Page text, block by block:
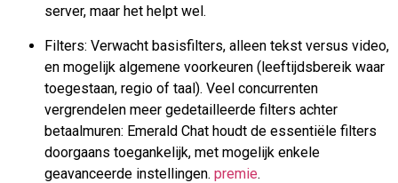
server, maar het helpt wel.
Filters: Verwacht basisfilters, alleen tekst versus video,
en mogelijk algemene voorkeuren (leeftijdsbereik waar
toegestaan, regio of taal). Veel concurrenten
vergrendelen meer gedetailleerde filters achter
betaalmuren: Emerald Chat houdt de essentiële filters
doorgaans toegankelijk, met mogelijk enkele
geavanceerde instellingen. premie.